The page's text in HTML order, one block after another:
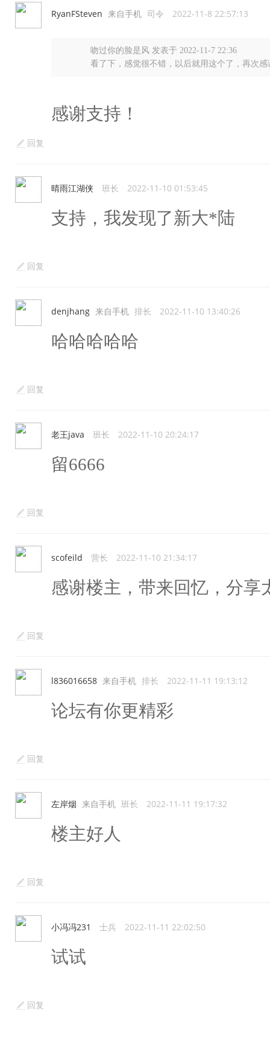
RyanFSteven 来自手机 司令 2022-11-8 22:57:13
吻过你的脸是风 发表于 2022-11-7 22:36
看了下，感觉很不错，以后就用这个了，再次感
感谢支持！
回复
晴雨江湖侠 班长 2022-11-10 01:53:45
支持，我发现了新大*陆
回复
denjhang 来自手机 排长 2022-11-10 13:40:26
哈哈哈哈哈
回复
老王java 班长 2022-11-10 20:24:17
留6666
回复
scofeild 营长 2022-11-10 21:34:17
感谢楼主，带来回忆，分享
回复
l836016658 来自手机 排长 2022-11-11 19:13:12
论坛有你更精彩
回复
左岸烟 来自手机 班长 2022-11-11 19:17:32
楼主好人
回复
小冯冯231 士兵 2022-11-11 22:02:50
试试
回复